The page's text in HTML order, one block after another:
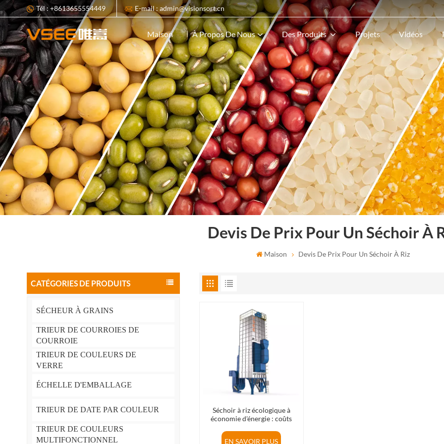
Tél : +8613655554449 E-mail : admin@visionsort.cn
Maison À Propos De Nous Des Produits Projets Vidéos
Devis De Prix Pour Un Séchoir À
Maison Devis De Prix Pour Un Séchoir À Riz
CATÉGORIES DE PRODUITS
SÉCHEUR À GRAINS
TRIEUR DE COURROIES DE
COURROIE
TRIEUR DE COULEURS DE
VERRE
ÉCHELLE D'EMBALLAGE
TRIEUR DE DATE PAR COULEUR
TRIEUR DE COULEURS
MULTIFONCTIONNEL
Séchoir à riz écologique à
économie d'énergie : coûts
retour sur investissement
EN SAVOIR PLUS